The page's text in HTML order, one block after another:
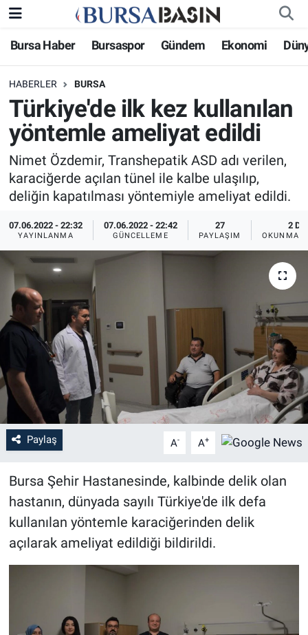
Bursa Haber Bursaspor Gündem Ekonomi
HABERLER BURSA
Türkiye'de ilk kez kullanılan
yöntemle ameliyat edildi
Nimet Özdemir, Transhepatik ASD adı verilen,
karaciğerde açılan tünel ile kalbe ulaşılıp,
deliğin kapatılması yöntemiyle ameliyat edildi.
07.06.2022 - 22:32
YAYINLANMA
07.06.2022 - 22:42
GÜNCELLEME
27
PAYLAŞIM
2 DK
OKUNMA
Paylaş A- A+
Bursa Şehir Hastanesinde, kalbinde delik olan
hastanın, dünyada sayılı Türkiye'de ilk defa
kullanılan yöntemle karaciğerinden delik
açılarak ameliyat edildiği bildirildi.
Bursa Haber
Genel
Politika
Bilim, Teknoloji
KÜLTÜR-SANAT
Yerel
Bursaspor
Gündem
Sağlık
Eğitim
Ekonomi
Dünya
Teknoloji
Magazin
Siyaset
Bursa Nöbetçi Eczaneler
Bursa Hava Durumu
Bursa Namaz Vakitleri
Bursa Trafik Yoğunluk Haritası
Süper Lig Puan Durumu ve Fikstür
Tüm Manşetler
Son Dakika Haberleri
Haber Arşivi